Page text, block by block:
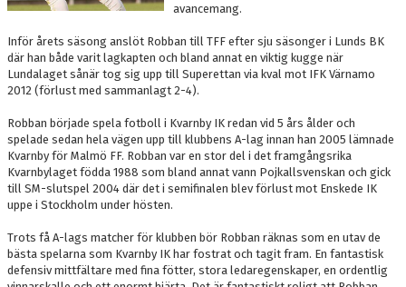
avancemang.
Inför årets säsong anslöt Robban till TFF efter sju säsonger i Lunds BK
där han både varit lagkapten och bland annat en viktig kugge när
Lundalaget sånär tog sig upp till Superettan via kval mot IFK Värnamo
2012 (förlust med sammanlagt 2-4).
Robban började spela fotboll i Kvarnby IK redan vid 5 års ålder och
spelade sedan hela vägen upp till klubbens A-lag innan han 2005 lämnade
Kvarnby för Malmö FF. Robban var en stor del i det framgångsrika
Kvarnbylaget födda 1988 som bland annat vann Pojkallsvenskan och gick
till SM-slutspel 2004 där det i semifinalen blev förlust mot Enskede IK
uppe i Stockholm under hösten.
Trots få A-lags matcher för klubben bör Robban räknas som en utav de
bästa spelarna som Kvarnby IK har fostrat och tagit fram. En fantastisk
defensiv mittfältare med fina fötter, stora ledaregenskaper, en ordentlig